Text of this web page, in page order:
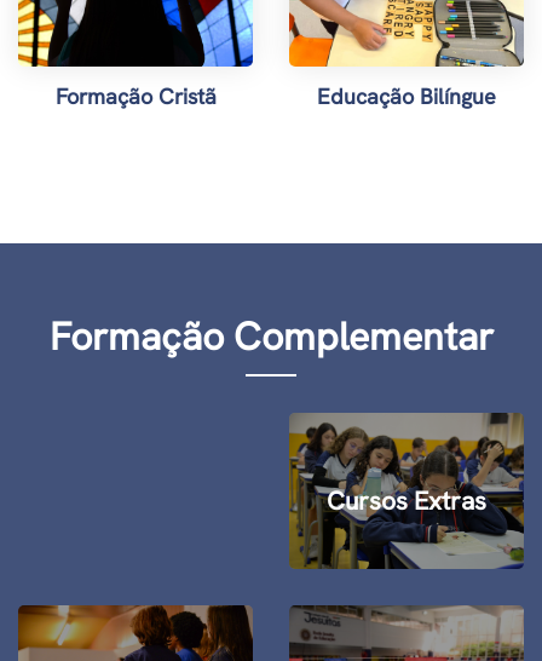
Formação Cristã Educação Bilíngue
Formação Complementar
Cursos Extras